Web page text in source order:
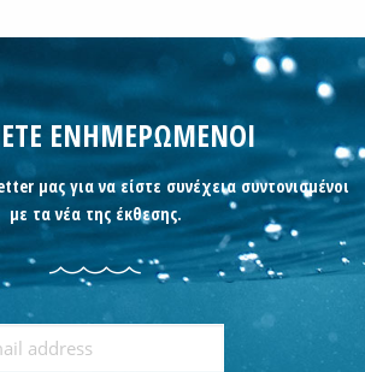
ΕΝΗΜΕΡΩΜΕΝΟΙ
μας για να είστε συνέχεια συντονισμένοι
με τα νέα της έκθεσης.